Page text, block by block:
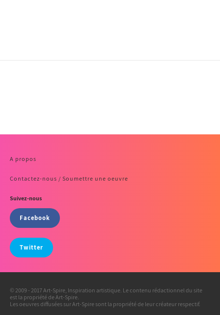
A propos
Contactez-nous / Soumettre une oeuvre
Suivez-nous
Facebook
Twitter
© 2009 - 2017 Art-Spire, Inspiration artistique. Le contenu rédactionnel du site
est la propriété de Art-Spire.
Les oeuvres diffusées sur Art-Spire sont la propriété de leur créateur respectif.